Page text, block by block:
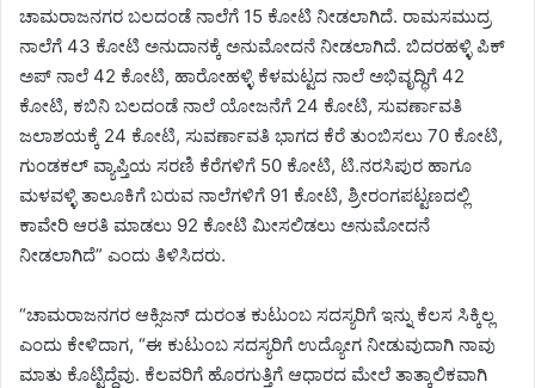
ಚಾಮರಾಜನಗರ ಬಲದಂಡೆ ನಾಲೆಗೆ 15 ಕೋಟಿ ನೀಡಲಾಗಿದೆ. ರಾಮಸಮುದ್ರ
ನಾಲೆಗೆ 43 ಕೋಟಿ ಅನುದಾನಕ್ಕೆ ಅನುಮೋದನೆ ನೀಡಲಾಗಿದೆ. ಬಿದರಹಳ್ಳಿ ಪಿಕ್
ಅಪ್ ನಾಲೆ 42 ಕೋಟಿ, ಹಾರೋಹಳ್ಳಿ ಕೆಳಮಟ್ಟದ ನಾಲೆ ಅಭಿವೃದ್ಧಿಗೆ 42
ಕೋಟಿ, ಕಬಿನಿ ಬಲದಂಡೆ ನಾಲೆ ಯೋಜನೆಗೆ 24 ಕೋಟಿ, ಸುವರ್ಣಾವತಿ
ಜಲಾಶಯಕ್ಕೆ 24 ಕೋಟಿ, ಸುವರ್ಣಾವತಿ ಭಾಗದ ಕೆರೆ ತುಂಬಿಸಲು 70 ಕೋಟಿ,
ಗುಂಡಕಲ್ ವ್ಯಾಪ್ತಿಯ ಸರಣಿ ಕೆರೆಗಳಿಗೆ 50 ಕೋಟಿ, ಟಿ.ನರಸಿಪುರ ಹಾಗೂ
ಮಳವಳ್ಳಿ ತಾಲೂಕಿಗೆ ಬರುವ ನಾಲೆಗಳಿಗೆ 91 ಕೋಟಿ, ಶ್ರೀರಂಗಪಟ್ಟಣದಲ್ಲಿ
ಕಾವೇರಿ ಆರತಿ ಮಾಡಲು 92 ಕೋಟಿ ಮೀಸಲಿಡಲು ಅನುಮೋದನೆ
ನೀಡಲಾಗಿದೆ” ಎಂದು ತಿಳಿಸಿದರು.
“ಚಾಮರಾಜನಗರ ಆಕ್ಸಿಜನ್ ದುರಂತ ಕುಟುಂಬ ಸದಸ್ಯರಿಗೆ ಇನ್ನು ಕೆಲಸ ಸಿಕ್ಕಿಲ್ಲ
ಎಂದು ಕೇಳಿದಾಗ, “ಈ ಕುಟುಂಬ ಸದಸ್ಯರಿಗೆ ಉದ್ಯೋಗ ನೀಡುವುದಾಗಿ ನಾವು
ಮಾತು ಕೊಟ್ಟಿದ್ದೆವು. ಕೆಲವರಿಗೆ ಹೊರಗುತ್ತಿಗೆ ಆಧಾರದ ಮೇಲೆ ತಾತ್ಕಾಲಿಕವಾಗಿ